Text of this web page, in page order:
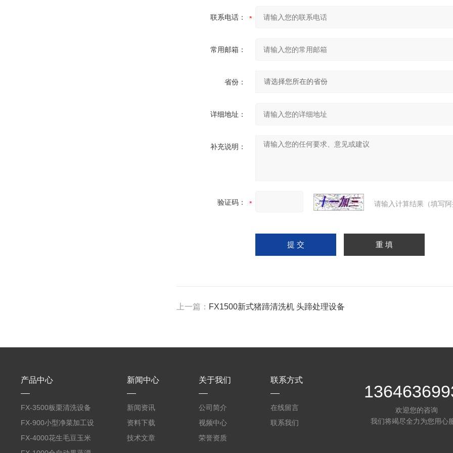
联系电话：
常用邮箱：
省份：
详细地址：
补充说明：
验证码： 请输入计算结果（填写
上一篇： FX1500新式猪蹄清洗机 头蹄处理设备
产品中心
FX-3500板栗清洗设备
全自动气泡清洗机
FX-900小型净菜加工设
备野菜清洗机
FX-4000花生毛豆玉米
新闻中心
新闻资讯
资料下载
技术文章
关于我们
公司简介
视频中心
荣誉资质
联系方式
在线留言
联系我们
欢迎您的咨询
我们将竭尽全力为您用心